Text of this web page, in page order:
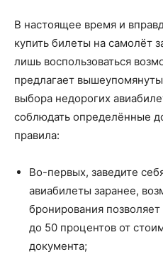
В настоящее время и
купить билеты на самолёт
лишь воспользоваться
предлагает
выбора недорогих
соблюдать определённые
правила:
Во-первых, заведите
авиабилеты заранее,
бронирования
до 50 процентов от
документа;